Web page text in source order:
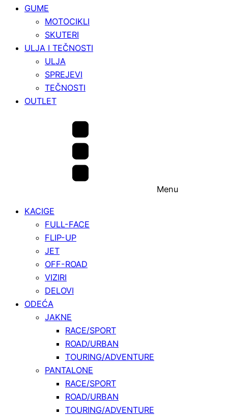
GUME
MOTOCIKLI
SKUTERI
ULJA I TEČNOSTI
ULJA
SPREJEVI
TEČNOSTI
OUTLET
Menu
KACIGE
FULL-FACE
FLIP-UP
JET
OFF-ROAD
VIZIRI
DELOVI
ODEĆA
JAKNE
RACE/SPORT
ROAD/URBAN
TOURING/ADVENTURE
PANTALONE
RACE/SPORT
ROAD/URBAN
TOURING/ADVENTURE